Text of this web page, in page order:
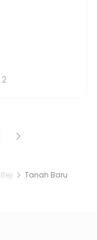
2
Beji Tanah Baru